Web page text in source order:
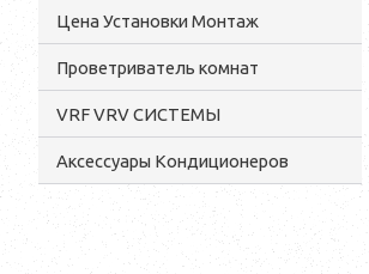
Цена Установки Монтаж
Проветриватель комнат
VRF VRV СИСТЕМЫ
Аксессуары Кондиционеров